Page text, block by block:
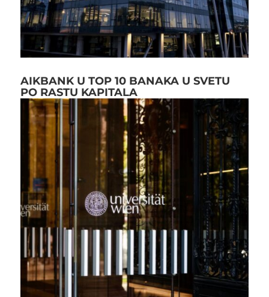
AIKBANK U TOP 10 BANAKA U SVETU
PO RASTU KAPITALA